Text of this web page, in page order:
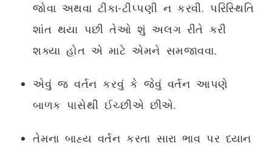
જોવા અથવા ટીકા-ટીપ્પણી ન કરવી. પરિસ્થિતિ
શાંત થયા પછી તેઓ શું અલગ રીતે કરી
શક્યા હોત એ માટે એમને સમજાવવા.
એવું જ વર્તન કરવું કે જેવું વર્તન આપણે
બાળક પાસેથી ઈચ્છીએ છીએ.
તેમના બાહ્ય વર્તન કરતા સારા ભાવ પર ધ્યાન